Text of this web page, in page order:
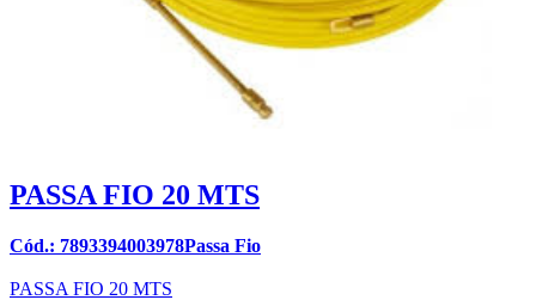
PASSA FIO 20 MTS
Cód.: 7893394003978Passa Fio
PASSA FIO 20 MTS